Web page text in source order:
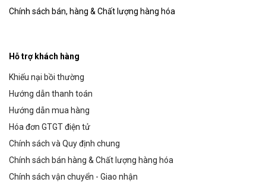
Chính sách bán, hàng & Chất lượng hàng hóa
Hỗ trợ khách hàng
Khiếu nại bồi thường
Hướng dẫn thanh toán
Hướng dẫn mua hàng
Hóa đơn GTGT điện tử
Chính sách và Quy định chung
Chính sách bán hàng & Chất lượng hàng hóa
Chính sách vận chuyển - Giao nhận